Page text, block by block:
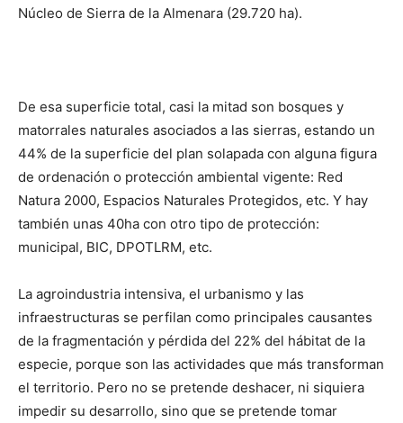
Núcleo de Sierra de la Almenara (29.720 ha).
De esa superficie total, casi la mitad son bosques y
matorrales naturales asociados a las sierras, estando un
44% de la superficie del plan solapada con alguna figura
de ordenación o protección ambiental vigente: Red
Natura 2000, Espacios Naturales Protegidos, etc. Y hay
también unas 40ha con otro tipo de protección:
municipal, BIC, DPOTLRM, etc.
La agroindustria intensiva, el urbanismo y las
infraestructuras se perfilan como principales causantes
de la fragmentación y pérdida del 22% del hábitat de la
especie, porque son las actividades que más transforman
el territorio. Pero no se pretende deshacer, ni siquiera
impedir su desarrollo, sino que se pretende tomar